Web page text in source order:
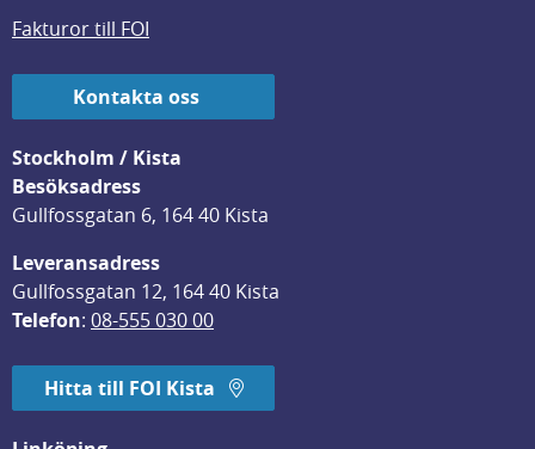
Fakturor till FOI
Kontakta oss
Stockholm / Kista
Besöksadress
Gullfossgatan 6, 164 40 Kista
Leveransadress
Gullfossgatan 12, 164 40 Kista
Telefon: 08-555 030 00
Hitta till FOI Kista